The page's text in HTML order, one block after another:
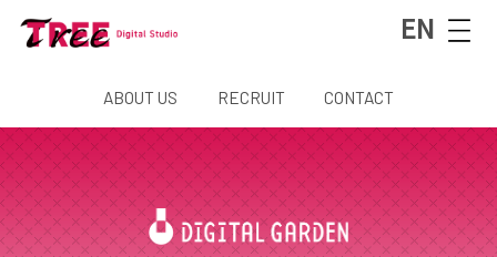
EN
ABOUT US RECRUIT CONTACT